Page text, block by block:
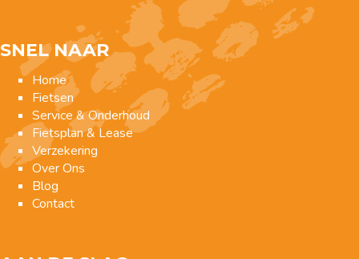
SNEL NAAR
Home
Fietsen
Service & Onderhoud
Fietsplan & Lease
Verzekering
Over Ons
Blog
Contact